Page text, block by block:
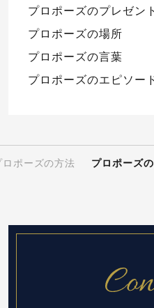
プロポーズのプレゼント
プロポーズの場所
プロポーズの言葉
プロポーズのエピソー
ロポーズの方法 プロポーズ